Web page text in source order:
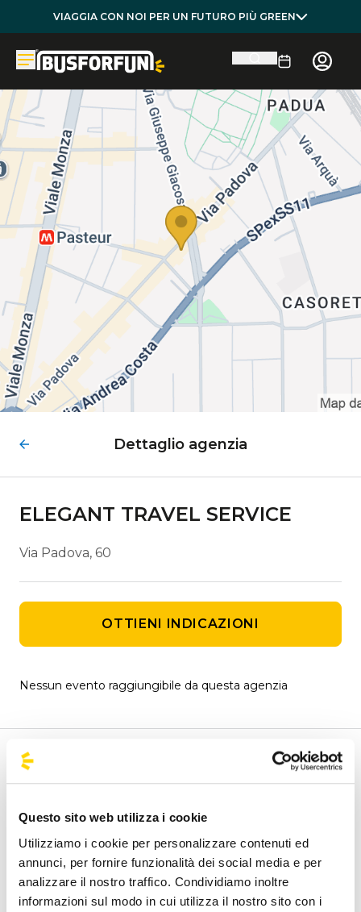
Questo sito web utilizza i cookie
Utilizziamo i cookie per personalizzare contenuti ed
annunci, per fornire funzionalità dei social media e per
analizzare il nostro traffico. Condividiamo inoltre
informazioni sul modo in cui utilizza il nostro sito con i
VIAGGIA CON NOI PER UN FUTURO PIÙ GREEN
Dettaglio agenzia
ELEGANT TRAVEL SERVICE
Via Padova, 60
OTTIENI INDICAZIONI
Nessun evento raggiungibile da questa agenzia
Benvenuto nella pagina delle agenzie ufficiali di
BusForFun, per trovare rapidamente le agenzie che fanno
tutto il territorio italiano e anche da alcune parti d'Europa
come Spagna, Francia e Germania, BusForFun ti offre un
servizio unico, ovunque tu sia.